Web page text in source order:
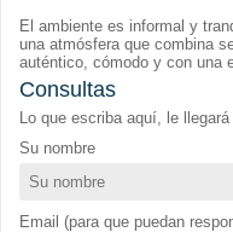
El ambiente es informal y
una atmósfera que combina
auténtico, cómodo y con una
Consultas
Lo que escriba aquí, le
Su nombre
Email (para que puedan